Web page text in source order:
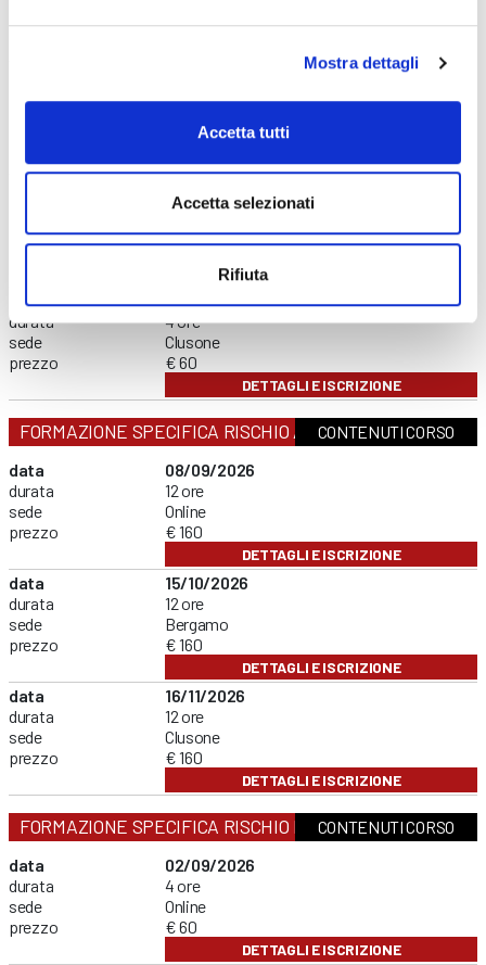
Mostra dettagli
Accetta tutti
Accetta selezionati
Rifiuta
prezzo
€ 60
sede
prezzo
4 ore
Bergamo
€ 60
DETTAGLI E ISCRIZIONE
data
durata
sede
prezzo
02/11/2026
4 ore
Clusone
€ 60
DETTAGLI E ISCRIZIONE
FORMAZIONE SPECIFICA RISCHIO ALTOCONTENUTI CORSO
data
durata
sede
prezzo
08/09/2026
12 ore
Online
€ 160
DETTAGLI E ISCRIZIONE
data
durata
sede
prezzo
15/10/2026
12 ore
Bergamo
€ 160
DETTAGLI E ISCRIZIONE
data
durata
sede
prezzo
16/11/2026
12 ore
Clusone
€ 160
DETTAGLI E ISCRIZIONE
FORMAZIONE SPECIFICA RISCHIO BASSOCONTENUTI CORSO
data
durata
sede
prezzo
02/09/2026
4 ore
Online
€ 60
DETTAGLI E ISCRIZIONE